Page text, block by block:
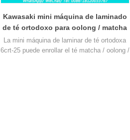
Kawasaki mini máquina de laminado
de té ortodoxo para oolong / matcha
tea 6crt-25
La mini máquina de laminar de té ortodoxa
6crt-25 puede enrollar el té matcha / oolong /